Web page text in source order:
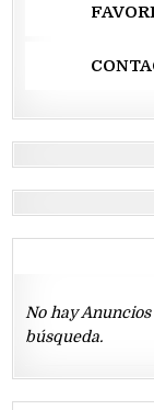
No hay
búsqueda.